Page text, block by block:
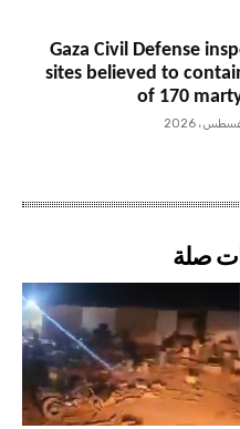
Gaza Civil Defense
sites believed to
of 170
صلة